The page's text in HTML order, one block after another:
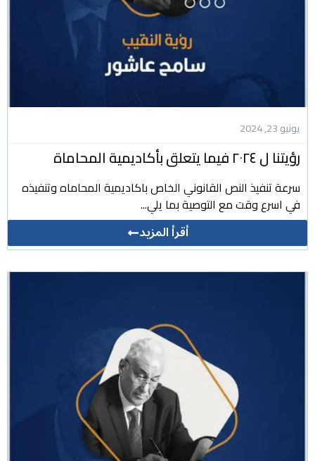
يونيو 23, 2024
رؤيتنا ل ٢٠٢٤ فيما يتعلق بأكاديمية المحاماة
سرعة تنفيذ النص القانوني الخاص باكاديمية المحاماه وتنفيذه
في اسرع وقت مع التوصية بما يلي...
أقرأ المزيد